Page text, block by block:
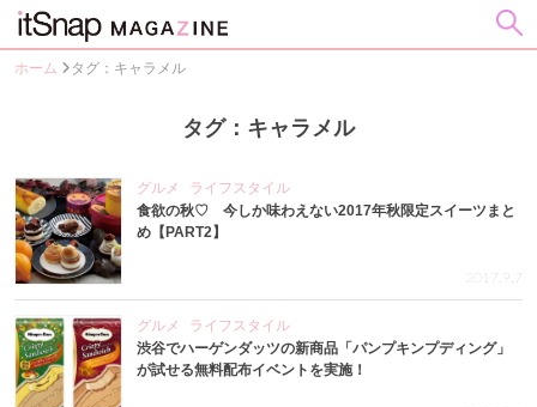
ホーム タグ：キャラメル
タグ：キャラメル
グルメ
ライフスタイル
食欲の秋♡ 今しか味わえない2017年秋限定スイーツまと
め【PART2】
2017.9.7
グルメ
ライフスタイル
渋谷でハーゲンダッツの新商品「パンプキンプディング」
が試せる無料配布イベントを実施！